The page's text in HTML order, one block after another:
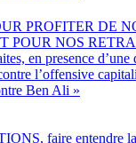
PROFITER DE
POUR NOS
en presence
l’offensive
Ben Ali »
faire entendre